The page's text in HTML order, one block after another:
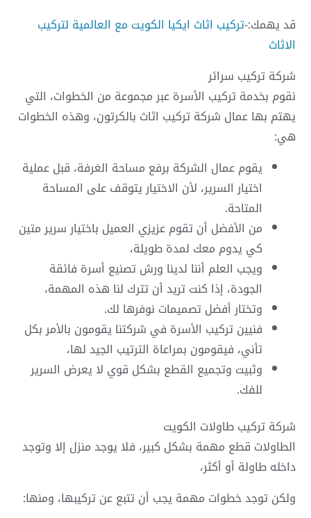
قد يهمك:-تركيب اثاث ايكيا الكويت مع العالمية لتركيب
الاثاث
شركة تركيب سرائر
نقوم بخدمة تركيب الأسرة عبر مجموعة من الخطوات، التي
يهتم بها عمال شركة تركيب اثاث بالكرتون، وهذه الخطوات
هي:
يقوم عمال الشركة برفع مساحة الغرفة، قبل عملية
اختيار السرير، لأن الاختيار يتوقف على المساحة
المتاحة.
من الأفضل أن تقوم عزيزي العميل باختيار سرير متين
كي يدوم معك لمدة طويلة،
ويجب العلم أننا لدينا ورش تصنيع أسرة فائقة
الجودة، إذا كنت تريد أن تترك لنا هذه المهمة،
وتختار أفضل تصميمات نوفرها لك.
فنيين تركيب الأسرة في شركتنا يقومون بالأمر بكل
تأني، فيقومون بمراعاة الترتيب الجيد لها،
وثبيت وتجميع القطع بشكل قوي لا يعرض السرير
للفك.
شركة تركيب طاولات الكويت
الطاولات قطع مهمة بشكل كبير، فلا يوجد منزل إلا وتوجد
داخله طاولة أو أكثر،
ولكن توجد خطوات مهمة يجب أن تتبع عن تركيبها، ومنها: